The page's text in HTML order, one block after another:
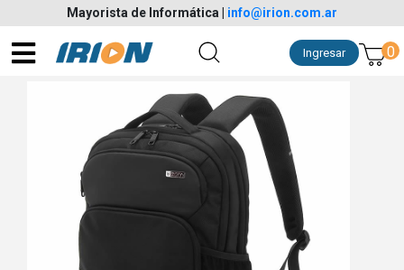
Mayorista de Informática info@irion.com.ar
0
Ingresar